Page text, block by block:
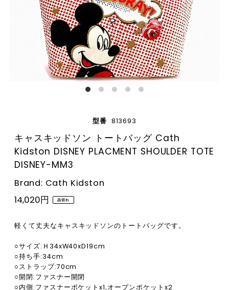
型番 813693
キャスキッドソン トートバッグ Cath
Kidston DISNEY PLACMENT SHOULDER TOTE
DISNEY-MM3
Brand: Cath Kidston
14,020円 品切れ
軽くて丈夫なキャスキッドソンのトートバッグです。
○サイズ:Ｈ34xW40xD19cm
○持ち手:34cm
○ストラップ:70cm
○開閉:ファスナー開閉
○内側:ファスナーポケットx1,オープンポケットx2